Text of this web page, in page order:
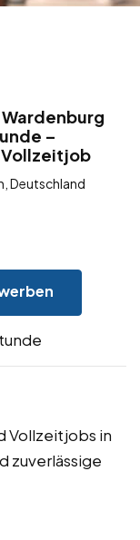
–
Deutschland
Vollzeitjobs in
zuverlässige